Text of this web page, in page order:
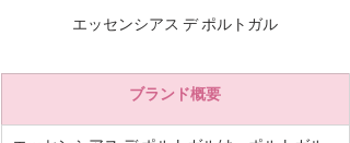
エッセンシアス デ ポルトガル
ブランド概要